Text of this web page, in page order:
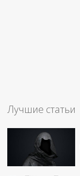
Лучшие статьи